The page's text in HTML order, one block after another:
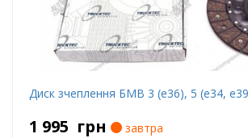
Диск зчеплення БМВ 3 (е36), 5 (е34,
1 995 грн
завтра